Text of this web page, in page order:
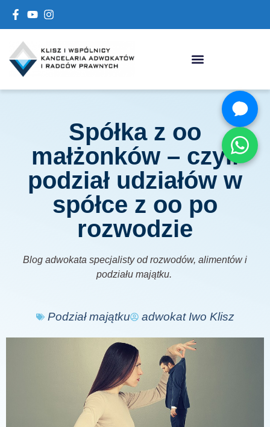
Spółka z oo
małżonków – czyli
podział udziałów w
spółce z oo po
rozwodzie
Blog adwokata specjalisty od rozwodów, alimentów i
podziału majątku.
Podział majątku adwokat Iwo Klisz